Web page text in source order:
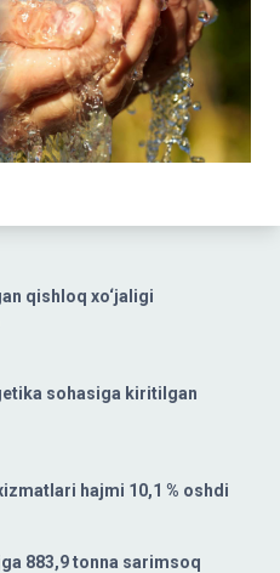
qishloq xo‘jaligi
sohasiga kiritilgan
hajmi 10,1 % oshdi
883,9 tonna sarimsoq